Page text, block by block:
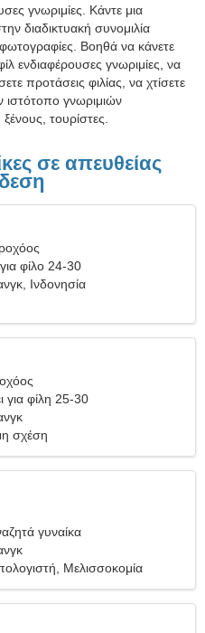
γνωριμίες. Κάντε μια
διαδικτυακή συνομιλία
Βοηθά να κάνετε
ενδιαφέρουσες γνωριμίες, να
προτάσεις φιλίας, να χτίσετε
ιστότοπο γνωριμιών
τουρίστες.
σε απευθείας
φίλο 24-30
Ινδονησία
για φίλη 25-30
σχέση
γυναίκα
Μελισσοκομία